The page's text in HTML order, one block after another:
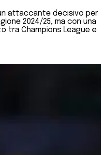
attaccante decisivo per
2024/25, ma con una
tra Champions League e